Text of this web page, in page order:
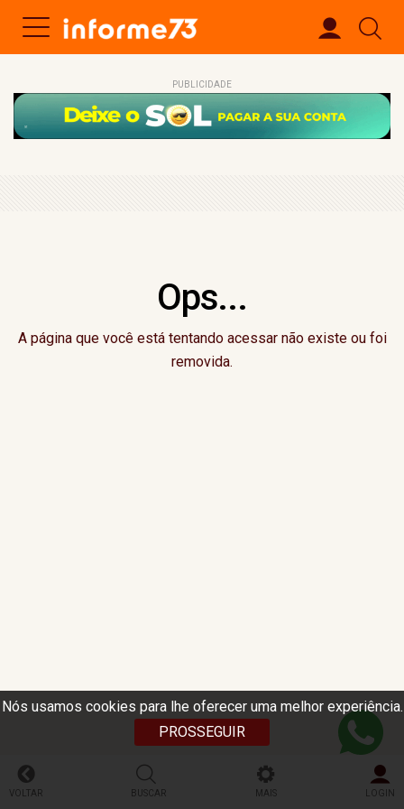
Nós usamos cookies para lhe oferecer uma melhor experiência.
PROSSEGUIR
PUBLICIDADE
Ops...
A página que você está tentando acessar não existe ou foi
removida.
VOLTAR BUSCAR MAIS LOGIN